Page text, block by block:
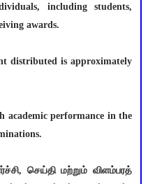
including students,
awards.
distributed is approximately
academic performance in the
செய்தி மற்றும் விளம்பரத்